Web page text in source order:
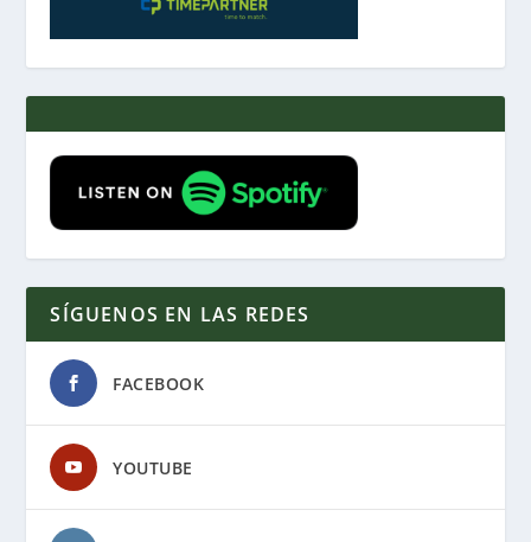
SÍGUENOS EN LAS REDES
FACEBOOK
YOUTUBE